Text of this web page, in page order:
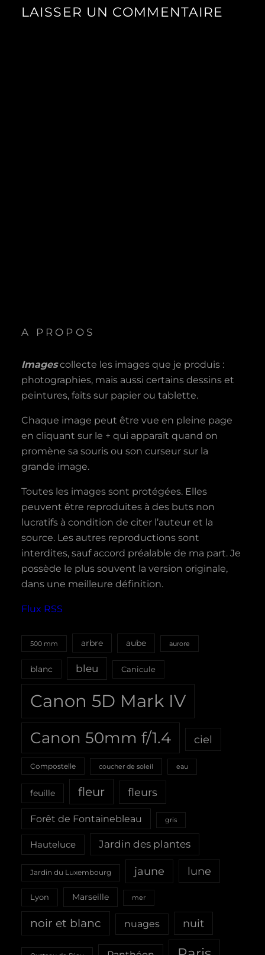
LAISSER UN COMMENTAIRE
A PROPOS
Imagescollecte les images que je produis :
photographies, mais aussi certains dessins et
peintures, faits sur papier ou tablette.
Chaque image peut être vue en pleine page
en cliquant sur le + qui apparaît quand on
promène sa souris ou son curseur sur la
grande image.
Toutes les images sont protégées. Elles
peuvent être reproduites à des buts non
lucratifs à condition de citer l’auteur et la
source. Les autres reproductions sont
interdites, sauf accord préalable de ma part. Je
possède le plus souvent la version originale,
dans une meilleure définition.
Flux RSS
500 mm arbre aube aurore
blanc bleu Canicule
Canon 5D Mark IV
Canon 50mm f/1.4 ciel
Compostelle coucher de soleil eau
feuille fleur fleurs
Forêt de Fontainebleau gris
Hauteluce Jardin des plantes
Jardin du Luxembourg jaune lune
Lyon Marseille mer
noir et blanc nuages nuit